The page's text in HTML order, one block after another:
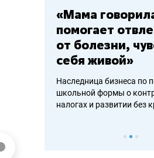
«Мама
помогает
от болезни,
себя живой»
Наследница бизнеса по
школьной формы о
налогах и развитии без